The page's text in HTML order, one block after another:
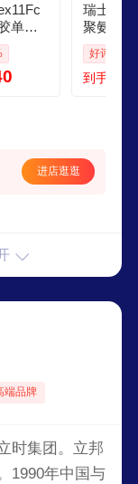
单组
耐候
瑞士
聚氨酯
份建筑
防水胶
好评率:
到手价：
进店逛逛
端品牌
时集团。立邦
1990年中国与